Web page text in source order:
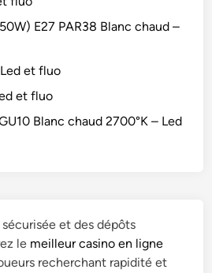
E27 PAR38 Blanc chaud –
et fluo
et fluo
Blanc chaud 2700°K – Led
et des dépôts
le meilleur casino en ligne
recherchant rapidité et